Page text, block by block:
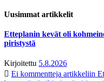
Uusimmat artikkelit
Etteplanin kevät oli
piristystä
Kirjoitettu 5.8.2026
Ei kommentteja artikkeliin